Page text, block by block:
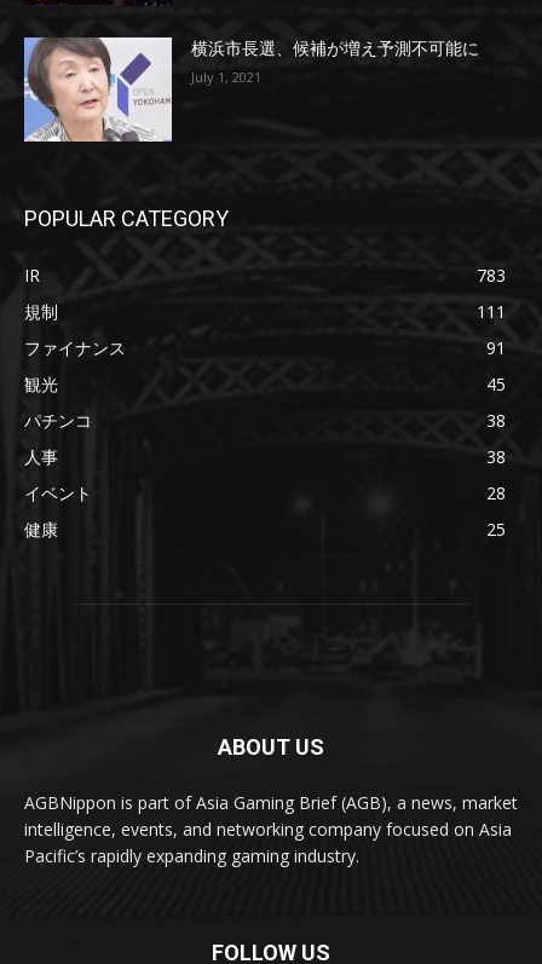
横浜市長選、候補が増え予測不可能に
July 1, 2021
POPULAR CATEGORY
IR
783
規制
111
ファイナンス
91
観光
45
パチンコ
38
人事
38
イベント
28
健康
25
ABOUT US
AGBNippon is part of Asia Gaming Brief (AGB), a news, market
intelligence, events, and networking company focused on Asia
Pacific’s rapidly expanding gaming industry.
FOLLOW US